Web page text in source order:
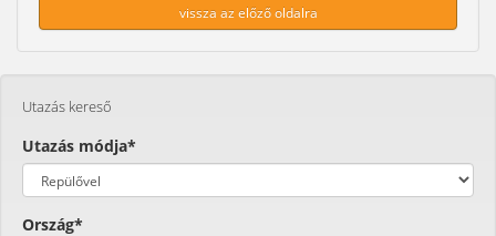
vissza az előző oldalra
Utazás kereső
Utazás módja*
Ország*